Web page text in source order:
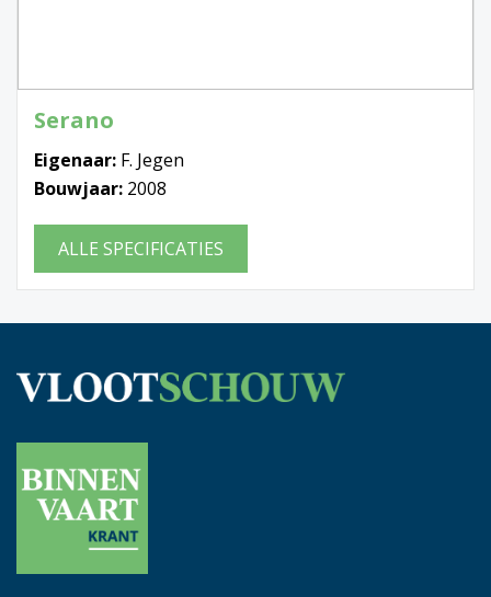
Serano
Eigenaar: F. Jegen
Bouwjaar: 2008
ALLE SPECIFICATIES